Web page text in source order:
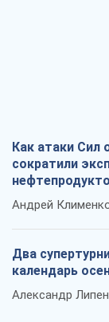
Как атаки Сил
сократили
Андрей
Два
календарь
Александр